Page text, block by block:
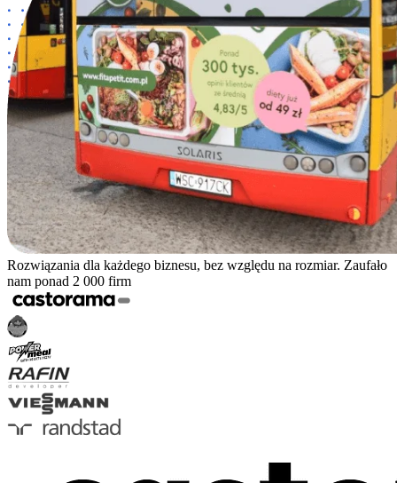
Rozwiązania dla każdego biznesu, bez względu na rozmiar. Zaufało
nam ponad 2 000 firm